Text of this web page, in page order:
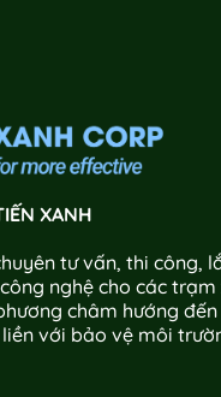
XANH
tư vấn, thi công,
nghệ cho các trạm
châm hướng đến
với bảo vệ môi